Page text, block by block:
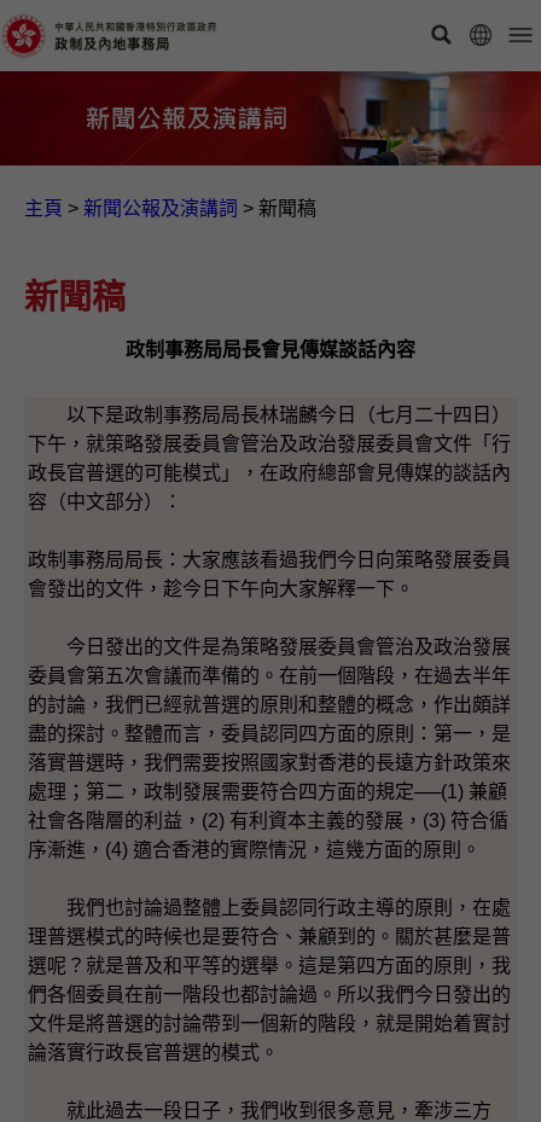
主頁 > 新聞公報及演講詞 > 新聞稿
新聞稿
政制事務局局長會見傳媒談話內容
以下是政制事務局局長林瑞麟今日（七月二十四日）
下午，就策略發展委員會管治及政治發展委員會文件「行
政長官普選的可能模式」，在政府總部會見傳媒的談話內
容（中文部分）：
政制事務局局長：大家應該看過我們今日向策略發展委員
會發出的文件，趁今日下午向大家解釋一下。
今日發出的文件是為策略發展委員會管治及政治發展
委員會第五次會議而準備的。在前一個階段，在過去半年
的討論，我們已經就普選的原則和整體的概念，作出頗詳
盡的探討。整體而言，委員認同四方面的原則：第一，是
落實普選時，我們需要按照國家對香港的長遠方針政策來
處理；第二，政制發展需要符合四方面的規定──(1) 兼顧
社會各階層的利益，(2) 有利資本主義的發展，(3) 符合循
序漸進，(4) 適合香港的實際情況，這幾方面的原則。
我們也討論過整體上委員認同行政主導的原則，在處
理普選模式的時候也是要符合、兼顧到的。關於甚麼是普
選呢？就是普及和平等的選舉。這是第四方面的原則，我
們各個委員在前一階段也都討論過。所以我們今日發出的
文件是將普選的討論帶到一個新的階段，就是開始着實討
論落實行政長官普選的模式。
就此過去一段日子，我們收到很多意見，牽涉三方